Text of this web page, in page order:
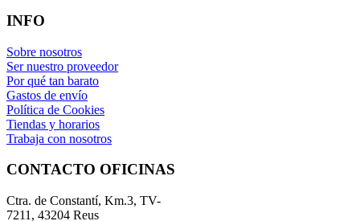
INFO
Sobre nosotros
Ser nuestro proveedor
Por qué tan barato
Gastos de envío
Política de Cookies
Tiendas y horarios
Trabaja con nosotros
CONTACTO OFICINAS
Ctra. de Constantí, Km.3, TV-
7211, 43204 Reus